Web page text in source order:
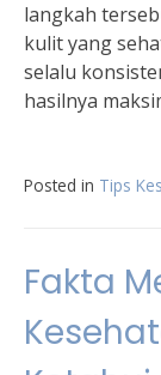
langkah
kulit yang
selalu
hasilnya
Posted in Tips
Fakta